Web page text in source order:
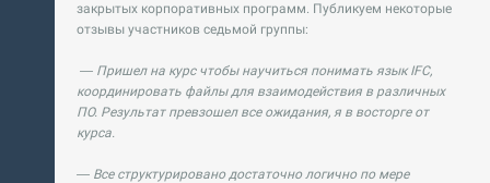
закрытых корпоративных программ. Публикуем некоторые
отзывы участников седьмой группы:
— Пришел на курс чтобы научиться понимать язык IFC,
координировать файлы для взаимодействия в различных
ПО. Результат превзошел все ожидания, я в восторге от
курса.
— Все структурировано достаточно логично по мере